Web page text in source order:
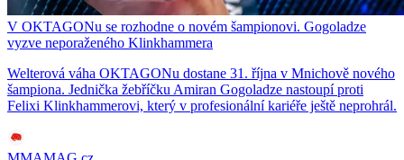
V OKTAGONu se rozhodne o novém šampionovi. Gogoladze
vyzve neporaženého Klinkhammera
Welterová váha OKTAGONu dostane 31. října v Mnichově nového
šampiona. Jednička žebříčku Amiran Gogoladze nastoupí proti
Felixi Klinkhammerovi, který v profesionální kariéře ještě neprohrál.